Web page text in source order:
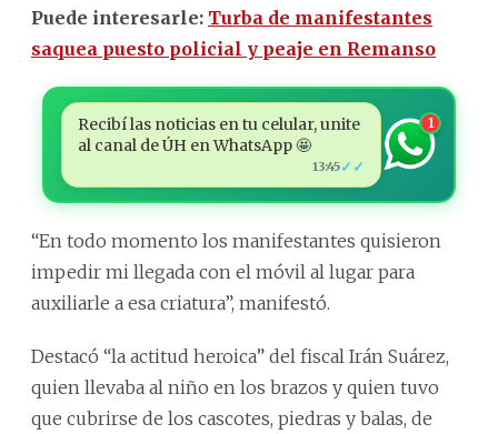
Puede interesarle: Turba de manifestantes
saquea puesto policial y peaje en Remanso
Recibí las noticias en tu celular, unite
al canal de ÚH en WhatsApp 🤩
13:45✓✓
1
“En todo momento los manifestantes quisieron
impedir mi llegada con el móvil al lugar para
auxiliarle a esa criatura”, manifestó.
Destacó “la actitud heroica” del fiscal Irán Suárez,
quien llevaba al niño en los brazos y quien tuvo
que cubrirse de los cascotes, piedras y balas, de